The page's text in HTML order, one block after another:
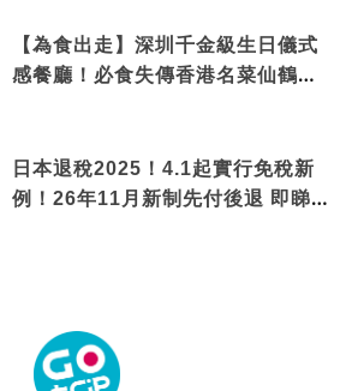
【為食出走】深圳千金級生日儀式
感餐廳！必食失傳香港名菜仙鶴神
日本退稅2025！4.1起實行免稅新
例！26年11月新制先付後退 即睇步